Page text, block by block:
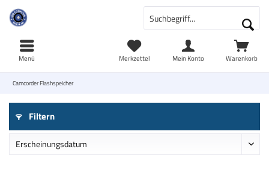
Warenkorb
Merkzettel Mein Konto
Menü
Camcorder Flashspeicher
Filtern